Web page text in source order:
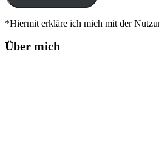
*Hiermit erkläre ich mich mit der
Über mich